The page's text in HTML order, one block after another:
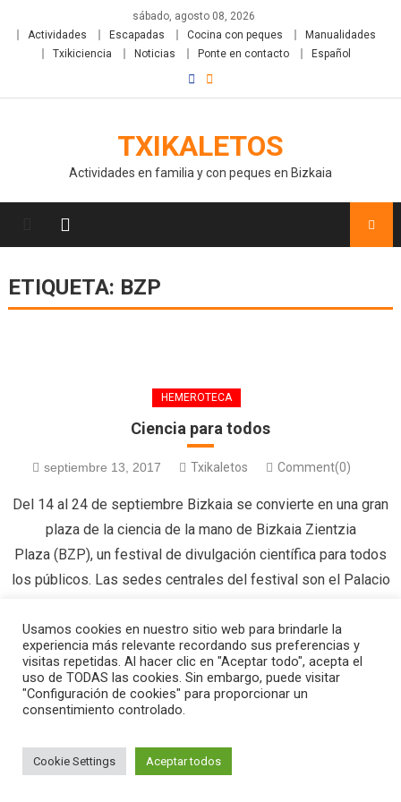
sábado, agosto 08, 2026
Actividades
Escapadas Cocina con peques
Manualidades
Txikiciencia
Noticias Ponte en contacto Español
TXIKALETOS
Actividades en familia y con peques en Bizkaia
ETIQUETA: BZP
HEMEROTECA
Ciencia para todos
septiembre 13, 2017 Txikaletos Comment(0)
Del 14 al 24 de septiembre Bizkaia se convierte en una gran
plaza de la ciencia de la mano de Bizkaia Zientzia
Plaza (BZP), un festival de divulgación científica para todos
los públicos. Las sedes centrales del festival son el Palacio
aunque también se extiende a varios municipios del territorio
histórico. […]
Usamos cookies en nuestro sitio web para brindarle la
experiencia más relevante recordando sus preferencias y
visitas repetidas. Al hacer clic en "Aceptar todo", acepta el
uso de TODAS las cookies. Sin embargo, puede visitar
"Configuración de cookies" para proporcionar un
consentimiento controlado.
Cookie Settings Aceptar todos